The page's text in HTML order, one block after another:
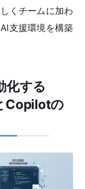
くチームに加わ
支援環境を構築
化する
Copilotの